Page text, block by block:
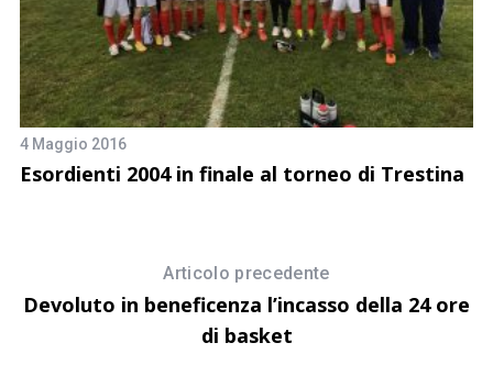
4 Maggio 2016
Esordienti 2004 in finale al torneo di Trestina
Articolo precedente
Devoluto in beneficenza l’incasso della 24 ore
di basket